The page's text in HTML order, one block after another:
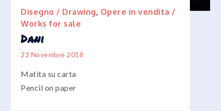
Disegno / Drawing, Opere in vendita /
Works for sale
Dani
23 Novembre 2018
Matita su carta
Pencil on paper